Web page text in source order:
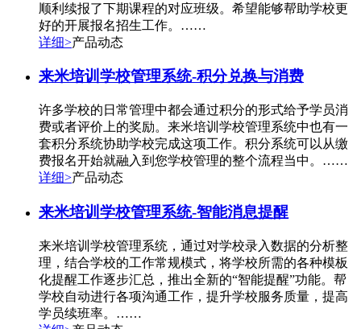
顺利续报了下期课程的对应班级。希望能够帮助学校更
好的开展报名招生工作。……
详细>产品动态
来米培训学校管理系统-积分兑换与消费
许多学校的日常管理中都会通过积分的形式给予学员消
费或者评价上的奖励。来米培训学校管理系统中也有一
套积分系统协助学校完成这项工作。积分系统可以从缴
费报名开始就融入到您学校管理的整个流程当中。……
详细>产品动态
来米培训学校管理系统-智能消息提醒
来米培训学校管理系统，通过对学校录入数据的分析整
理，结合学校的工作常规模式，将学校所需的各种模板
化提醒工作逐步汇总，推出全新的“智能提醒”功能。帮
学校自动进行各项沟通工作，提升学校服务质量，提高
学员续班率。……